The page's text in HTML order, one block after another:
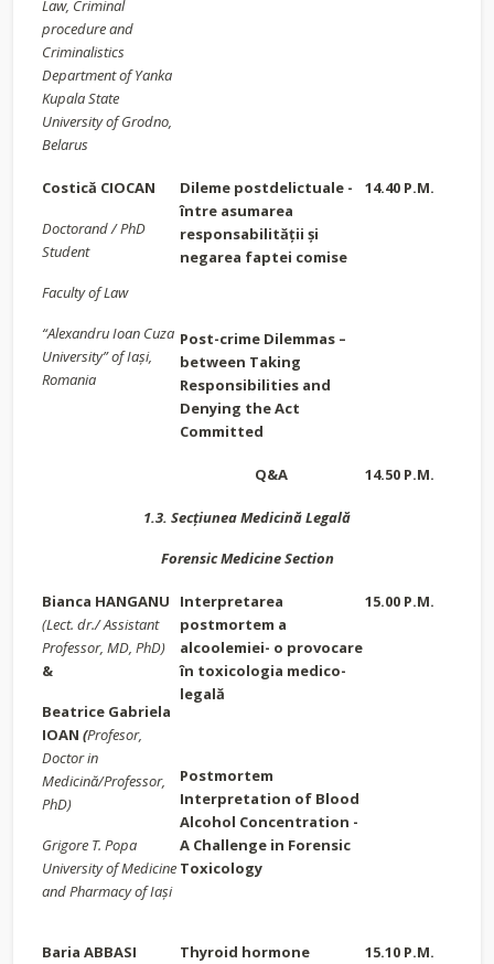
Law, Criminal
procedure and
Criminalistics
Department of Yanka
Kupala State
University of Grodno,
Belarus
Costică CIOCAN
Doctorand / PhD
Student
Faculty of Law
“Alexandru Ioan Cuza
University” of Iași,
Romania
Dileme postdelictuale -
între asumarea
responsabilității și
negarea faptei comise
Post-crime Dilemmas –
between Taking
Responsibilities and
Denying the Act
Committed
14.40 P.M.
Q&A 14.50 P.M.
1.3. Secțiunea Medicină Legală
Forensic Medicine Section
Bianca HANGANU
(Lect. dr./ Assistant
Professor, MD, PhD)
&
Beatrice Gabriela
IOAN (Profesor,
Doctor in
Medicină/Professor,
PhD)
Grigore T. Popa
University of Medicine
and Pharmacy of Iași
Interpretarea
postmortem a
alcoolemiei- o provocare
în toxicologia medico-
legală
Postmortem
Interpretation of Blood
Alcohol Concentration -
A Challenge in Forensic
Toxicology
15.00 P.M.
Baria ABBASI
Thyroid hormone
15.10 P.M.